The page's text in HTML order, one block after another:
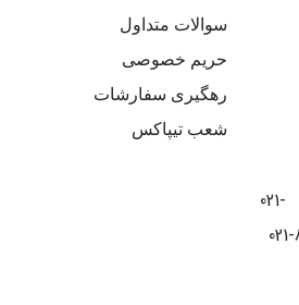
سوالات متداول
حریم خصوصی
رهگیری سفارشات
شعب تیپاکس
021-88826999 - 021-